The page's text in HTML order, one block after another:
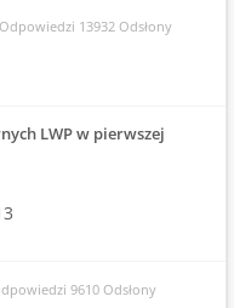
13932 Odsłony
LWP w pierwszej
9610 Odsłony